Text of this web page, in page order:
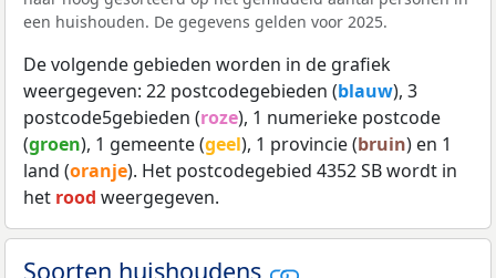
een huishouden. De gegevens gelden voor 2025.
De volgende gebieden worden in de grafiek
weergegeven: 22 postcodegebieden (blauw), 3
postcode5gebieden (roze), 1 numerieke postcode
(groen), 1 gemeente (geel), 1 provincie (bruin) en 1
land (oranje). Het postcodegebied 4352 SB wordt in
het rood weergegeven.
Soorten huishoudens